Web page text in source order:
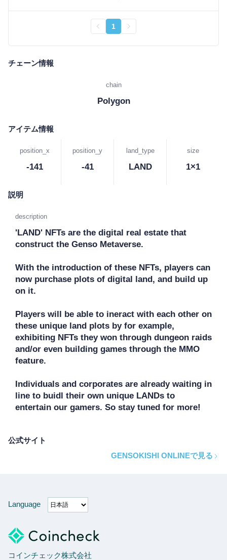
1
チェーン情報
chain
Polygon
アイテム情報
position_x
-141
position_y
-41
land_type
LAND
size
1×1
説明
description
'LAND' NFTs are the digital real estate that
construct the Genso Metaverse.
With the introduction of these NFTs, players can
now purchase plots of digital land, and build up
on it.
Players will be able to ineract with each other on
these unique land plots by for example,
exhibiting NFTs they won through dungeon raids
and/or even building games through the MMO
feature.
Individuals and corporates are already waiting in
line to buidl their own unique LANDs to
entertain our gamers. So stay tuned for more!
公式サイト
GENSOKISHI ONLINEで見る
Language
コインチェック株式会社